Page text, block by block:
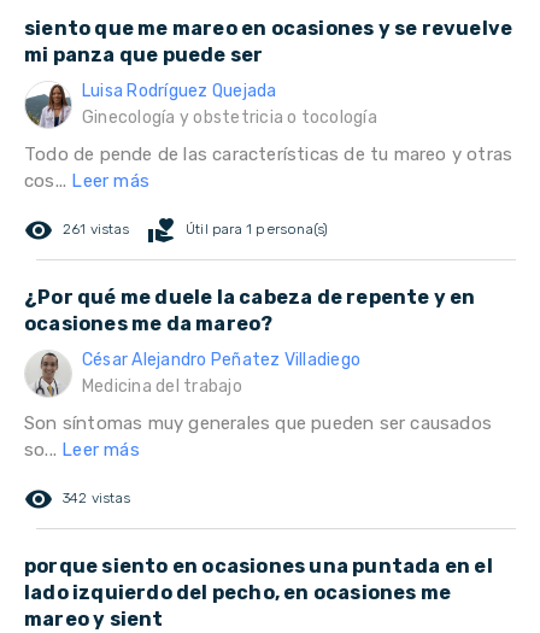
siento que me mareo en ocasiones y se revuelve
mi panza que puede ser
Luisa Rodríguez Quejada
Ginecología y obstetricia o tocología
Todo de pende de las características de tu mareo y otras
cos... Leer más
remove_red_eye 261 vistas volunteer_activism Útil para 1 persona(s)
¿Por qué me duele la cabeza de repente y en
ocasiones me da mareo?
César Alejandro Peñatez Villadiego
Medicina del trabajo
Son síntomas muy generales que pueden ser causados
so... Leer más
remove_red_eye 342 vistas
porque siento en ocasiones una puntada en el
lado izquierdo del pecho, en ocasiones me
mareo y sient